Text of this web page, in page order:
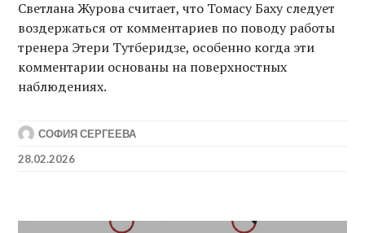
Светлана Журова считает, что Томасу Баху следует
воздержаться от комментариев по поводу работы
тренера Этери Тутберидзе, особенно когда эти
комментарии основаны на поверхностных
наблюдениях.
СОФИЯ СЕРГЕЕВА
28.02.2026